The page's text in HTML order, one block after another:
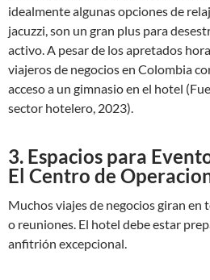
idealmente algunas opciones de
jacuzzi, son un gran plus para
activo. A pesar de los apretados
viajeros de negocios en Colombia
acceso a un gimnasio en el hotel
sector hotelero, 2023).
3. Espacios para
El Centro de
Muchos viajes de negocios giran en
o reuniones. El hotel debe estar
anfitrión excepcional.